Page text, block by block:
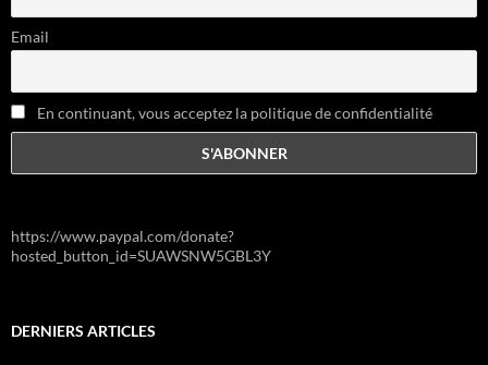
Email
En continuant, vous acceptez la politique de confidentialité
https://www.paypal.com/donate?
hosted_button_id=SUAWSNW5GBL3Y
DERNIERS ARTICLES